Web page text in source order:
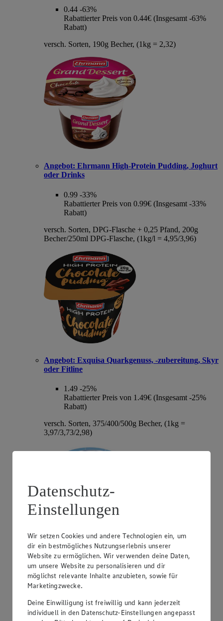
0.44 -63%
Rabattierter Preis von 0.44€ (Insgesamt -63%
Rabatt)
versch. Sorten, 190g Becher, (1kg = 2,32)
Angebot: Ehrmann High-Protein Pudding, Joghurt
oder Drinks
0.99 -33%
Rabattierter Preis von 0.99€ (Insgesamt -33%
Rabatt)
versch. Sorten, DPG-Flasche + 0,25 Pfand, 200g
Becher/250ml DPG-Flasche, (1kg/l = 4,95/3,96)
Angebot: Exquisa Quarkgenuss, -zubereitung, Skyr
oder Fitline
1.49 -25%
Rabattierter Preis von 1.49€ (Insgesamt -25%
Rabatt)
versch. Sorten, 375/400/500g Becher, (1kg =
3,97/3,73/2,98)
Angebot:Hochland Patros
1.79 -40%
Rabattierter Preis von 1.79€ (Insgesamt -40%
griech. Weißkäse, versch. Sorten und Fettstufen,
140/150/180g Packung, (1kg = 12,79/11,93/9,94)
Datenschutz-
Einstellungen
Wir setzen Cookies und andere Technologien ein, um
dir ein bestmögliches Nutzungserlebnis unserer
Website zu ermöglichen. Wir verwenden deine Daten,
um unsere Website zu personalisieren und dir
möglichst relevante Inhalte anzubieten, sowie für
Marketingzwecke.
Deine Einwilligung ist freiwillig und kann jederzeit
individuell in den Datenschutz-Einstellungen angepasst